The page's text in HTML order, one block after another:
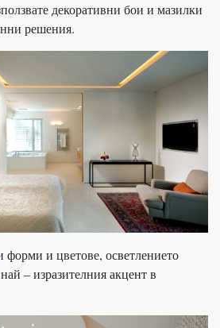
декоративни бои и мазилки
решения.
и цветове, осветлението
– изразителния акцент в